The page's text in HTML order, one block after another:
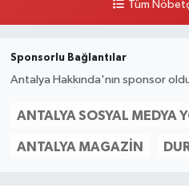
Tüm
Sponsorlu Bağlantılar
Antalya Hakkında'nın sponsor
ANTALYA SOSYAL MEDYA
ANTALYA MAGAZIN